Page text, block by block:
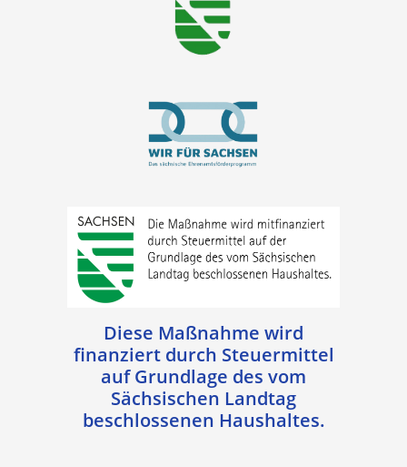
Diese Maßnahme wird
finanziert durch Steuermittel
auf Grundlage des vom
Sächsischen Landtag
beschlossenen Haushaltes.